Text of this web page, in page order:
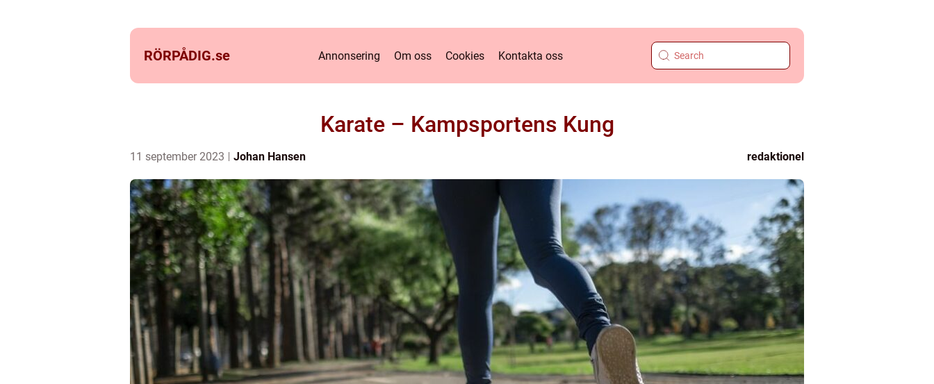
RÖRPÅDIG.se Annonsering Om oss Cookies Kontakta oss
Karate – Kampsportens Kung
11 september 2023 Johan Hansen redaktionel